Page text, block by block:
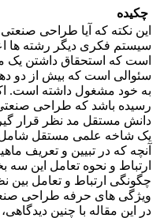
چکیده
این نکته که آیا طراحی
سیستم فکری دیگر رشته ها
است که استحقاق داشتن یک
سئوالی است که بیش از دو
به خود مشغول داشته است.
رسیده باشد که طراحی
دانش مستقل مد نظر قرار
یک شاخه علمی مستقل شامل
آنچه که در تبیین و تعریف
ارتباط و نحوه تعامل این
چگونگی ارتباط و تعامل
ویژگی های حرفه طراحی
در این مقاله با چنین